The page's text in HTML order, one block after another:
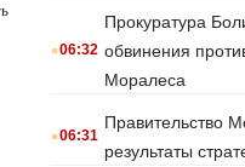
.06:32
Прокуратура
обвинения
Моралеса
.06:31
Правительство
результаты